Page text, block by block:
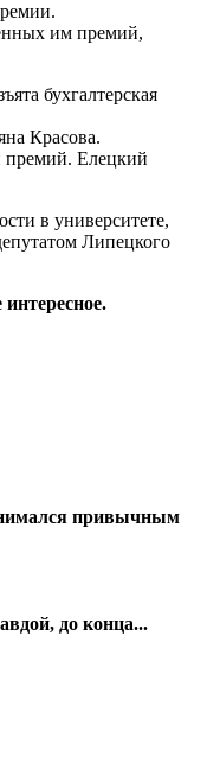
им премий,
бухгалтерская
Красова.
премий. Елецкий
в университете,
Липецкого
привычным
до конца...